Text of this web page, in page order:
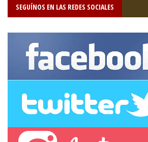
SEGUÍNOS EN LAS REDES SOCIALES